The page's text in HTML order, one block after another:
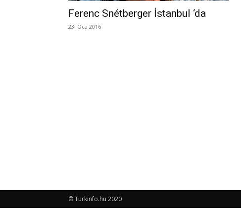
Ferenc Snétberger İstanbul ‘da
23. Oca 2016
© Turkinfo.hu 2020